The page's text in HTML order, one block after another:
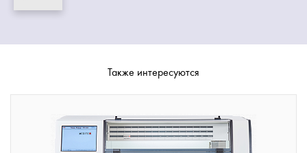
Также интересуются